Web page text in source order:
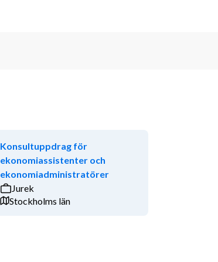
Konsultuppdrag för
ekonomiassistenter och
ekonomiadministratörer
Jurek
Stockholms län